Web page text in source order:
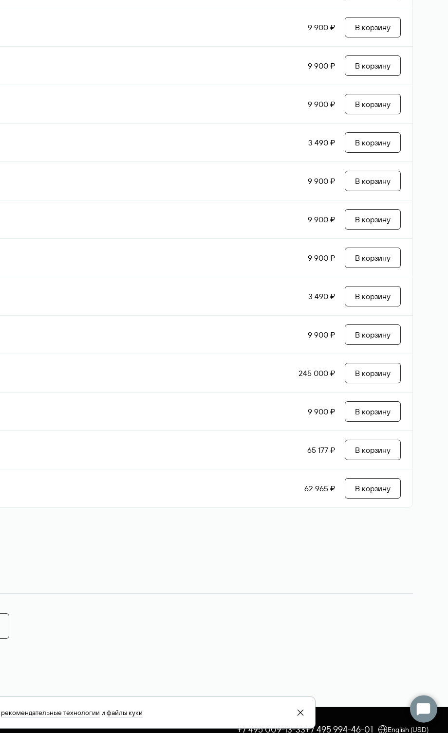
9 900 ₽ В корзину
9 900 ₽ В корзину
9 900 ₽ В корзину
3 490 ₽ В корзину
9 900 ₽ В корзину
9 900 ₽ В корзину
9 900 ₽ В корзину
3 490 ₽ В корзину
9 900 ₽ В корзину
245 000 ₽ В корзину
9 900 ₽ В корзину
65 177 ₽ В корзину
62 965 ₽ В корзину
+7 495 009-13-33+7 495 994-46-01 English (USD)
рекомендательные технологии и файлы куки